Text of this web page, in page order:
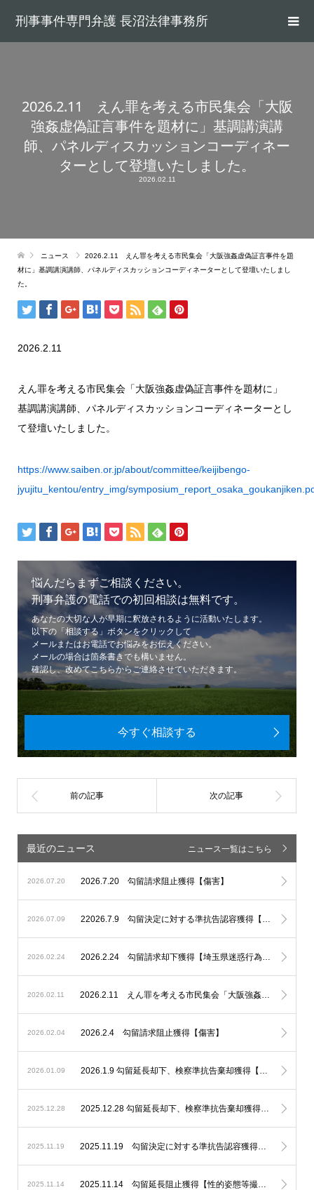
刑事事件専門弁護 長沼法律事務所
2026.2.11 えん罪を考える市民集会「大阪
強姦虚偽証言事件を題材に」基調講演講
師、パネルディスカッションコーディネー
ターとして登壇いたしました。
2026.02.11
ニュース
2026.2.11 えん罪を考える市民集会「大阪強姦虚偽証言事件を題
材に」基調講演講師、パネルディスカッションコーディネーターとして登壇いたしまし
た。
2026.2.11
えん罪を考える市民集会「大阪強姦虚偽証言事件を題材に」
基調講演講師、パネルディスカッションコーディネーターとし
て登壇いたしました。
https://www.saiben.or.jp/about/committee/keijibengo-
jyujitu_kentou/entry_img/
悩んだらまずご相談ください。
刑事弁護の電話での初回相談は無料です。
あなたの大切な人が早期に釈放されるように活動いたします。
以下の「相談する」ボタンをクリックして
メールまたはお電話でお悩みをお伝えください。
メールの場合は箇条書きでも構いません。
確認し、改めてこちらからご連絡させていただきます。
今すぐ相談する
最近のニュース ニュース一覧はこちら
2026.07.20 2026.7.20 勾留請求阻止獲得【傷害】
2026.07.09
2026.02.24 2026.2.24 勾留請求却下獲得【埼玉県迷惑行為防止条例違反、性的姿態等撮影】
2026.02.11 2026.2.11 えん罪を考える市民集会「大阪強姦虚偽証言事件を題材に」基調講演講師、パネルディスカッションコーディネーターとして登壇いたしました。
2026.02.04 2026.2.4 勾留請求阻止獲得【傷害】
2026.01.09
2025.12.28 2025.12.28 勾留延長却下、検察準抗告棄却獲得【未成年者誘拐】
2025.11.19 2025.11.19 勾留決定に対する準抗告認容獲得【住居侵入】
2025.11.14 2025.11.14 勾留延長阻止獲得【性的姿態等撮影】